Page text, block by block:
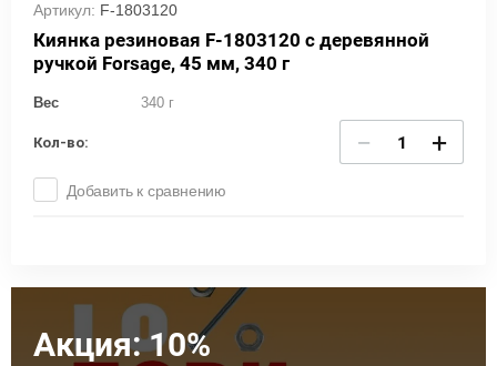
Акция: 10%
Артикул: F-1803120
Киянка резиновая F-1803120 с деревянной
ручкой Forsage, 45 мм, 340 г
Вес 340 г
Кол-во: − +
Добавить к сравнению